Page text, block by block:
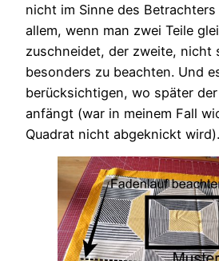
nicht im Sinne des
allem, wenn man zwei Teile
zuschneidet, der zweite, nicht
besonders zu beachten. Und
berücksichtigen, wo später
anfängt (war in meinem Fall
Quadrat nicht abgeknickt wird).